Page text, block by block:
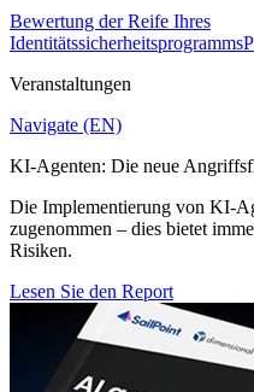
Bewertung der Reife Ihres
Identitätssicherheitsprogramms
Veranstaltungen
Navigate (EN)
KI-Agenten: Die neue
Die Implementierung von KI-
zugenommen – dies bietet
Risiken.
Lesen Sie den Report